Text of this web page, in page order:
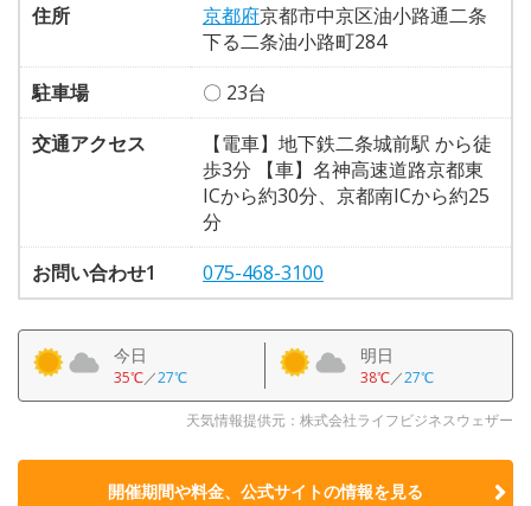
住所
京都府京都市中京区油小路通二条
下る二条油小路町284
駐車場
〇 23台
交通アクセス
【電車】地下鉄二条城前駅 から徒
歩3分 【車】名神高速道路京都東
ICから約30分、京都南ICから約25
分
お問い合わせ1
075-468-3100
今日
35℃／27℃
明日
38℃／27℃
天気情報提供元：株式会社ライフビジネスウェザー
開催期間や料金、公式サイトの情報を見る